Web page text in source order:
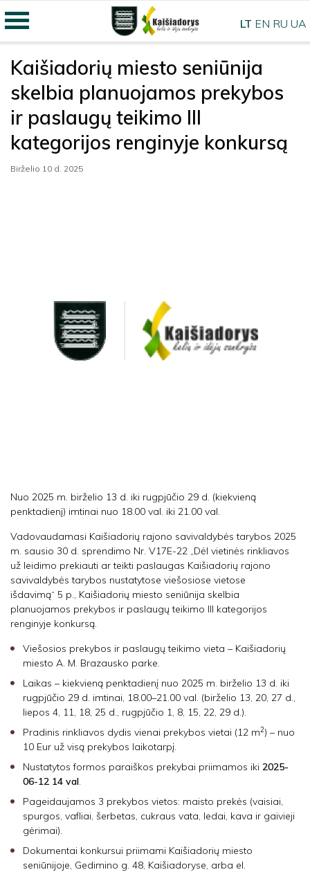
Kaišiadorių miesto seniūnija
skelbia planuojamos prekybos
ir paslaugų teikimo III
kategorijos renginyje konkursą
Birželio 10 d. 2025
Nuo 2025 m. birželio 13 d. iki rugpjūčio 29 d. (kiekvieną
penktadienį) imtinai nuo 18.00 val. iki 21.00 val.
Vadovaudamasi Kaišiadorių rajono savivaldybės tarybos 2025
m. sausio 30 d. sprendimo Nr. V17E-22 „Dėl vietinės rinkliavos
už leidimo prekiauti ar teikti paslaugas Kaišiadorių rajono
savivaldybės tarybos nustatytose viešosiose vietose
išdavimą“ 5 p., Kaišiadorių miesto seniūnija skelbia
planuojamos prekybos ir paslaugų teikimo III kategorijos
renginyje konkursą.
Viešosios prekybos ir paslaugų teikimo vieta – Kaišiadorių
miesto A. M. Brazausko parke.
Laikas – kiekvieną penktadienį nuo 2025 m. birželio 13 d. iki
rugpjūčio 29 d. imtinai, 18.00–21.00 val. (birželio 13, 20, 27 d.,
liepos 4, 11, 18, 25 d., rugpjūčio 1, 8, 15, 22, 29 d.).
Pradinis rinkliavos dydis vienai prekybos vietai (12 m2) – nuo
10 Eur už visą prekybos laikotarpį.
Nustatytos formos paraiškos prekybai priimamos iki 2025-
06-12 14 val.
Pageidaujamos 3 prekybos vietos: maisto prekės (vaisiai,
spurgos, vafliai, šerbetas, cukraus vata, ledai, kava ir gaivieji
gėrimai).
Dokumentai konkursui priimami Kaišiadorių miesto
seniūnijoje, Gedimino g. 48, Kaišiadoryse, arba el.
LT EN RU UA